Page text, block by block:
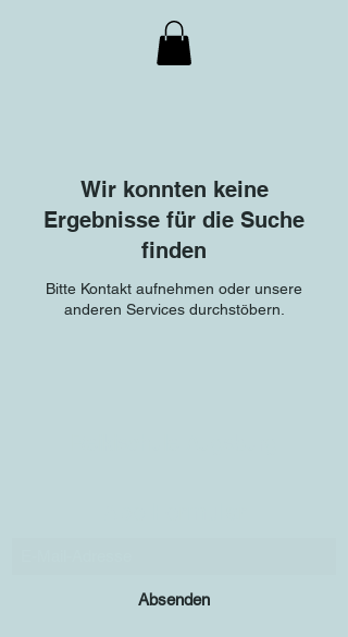
Wir konnten keine
Ergebnisse für die Suche
finden
Bitte Kontakt aufnehmen oder unsere
anderen Services durchstöbern.
Absenden